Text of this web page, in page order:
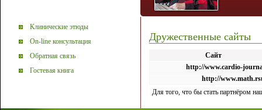
Клинические этюды
On-line консультация
Обратная связь
Гостевая книга
Дружественные сайты
Сайт
http://www.cardio-
http://
Для того, что бы стать партнёром